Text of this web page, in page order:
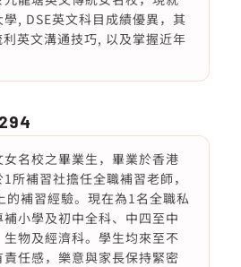
, DSE英文科目成績優異，其
英文溝通技巧, 以及掌握近年
名校之畢業生，畢業於香港
所補習社擔任全職補習老師，
的補習經驗。現在為1名全職私
小學及初中全科、中四至中
物及經濟科。學生均來至不
任感，樂意與家長保持緊密